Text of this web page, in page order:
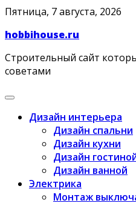
Skip
content
Пятница, 7 августа, 2026
hobbihouse.ru
Строительный сайт
советами
Дизайн интерьера
Дизайн спальни
Дизайн кухни
Дизайн
Дизайн ванной
Электрика
Монтаж